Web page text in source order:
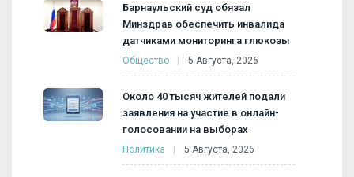
Барнаульский суд обязал
Минздрав обеспечить инвалида
датчиками мониторинга глюкозы
Общество 5 Августа, 2026
Около 40 тысяч жителей подали
заявления на участие в онлайн-
голосовании на выборах
Политика 5 Августа, 2026